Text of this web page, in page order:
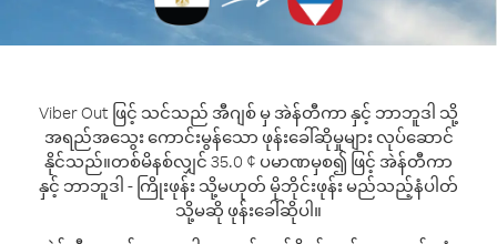
Viber Out ဖြင့် သင်သည် အီဂျစ် မှ အဲန်တီကာ နှင့် ဘာဘူဒါ သို့
အရည်အသွေး ကောင်းမွန်သော ဖုန်းခေါ်ဆိုမှုများ လုပ်ဆောင်
နိုင်သည်။တစ်မိနစ်လျှင် 35.0 ¢ ပမာဏမှစ၍ ဖြင့် အဲန်တီကာ
နှင့် ဘာဘူဒါ - ကြိုးဖုန်း သို့မဟုတ် မိုဘိုင်းဖုန်း မည်သည့်နံပါတ်
သို့မဆို ဖုန်းခေါ်ဆိုပါ။